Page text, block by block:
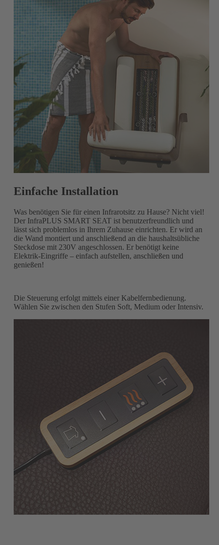
Einfache Installation
Was benötigen Sie für einen Infrarotsitz zu Hause? Nicht viel!
Der InfraPLUS SMART SEAT ist benutzerfreundlich und
lässt sich problemlos in Ihrem Zuhause einrichten. Er wird an
die Wand montiert und anschließend an die haushaltsübliche
Steckdose mit 230V angeschlossen. Er benötigt keine
Elektrik-Eingriffe – einfach aufstellen, anschließen und
genießen!
Die Steuerung erfolgt mittels einer Kabelfernbedienung.
Wählen Sie zwischen den Stufen Soft, Medium oder Intensiv.